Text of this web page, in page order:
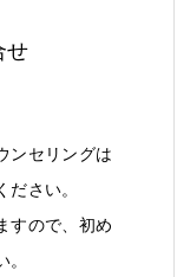
せ
ンセリングは
さい。
すので、初め